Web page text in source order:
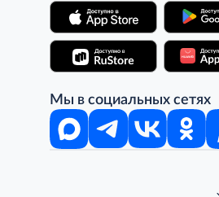
Мы в социальных сетях